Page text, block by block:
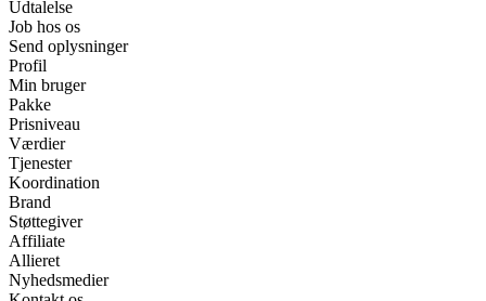
Udtalelse
Job hos os
Send oplysninger
Profil
Min bruger
Pakke
Prisniveau
Værdier
Tjenester
Koordination
Brand
Støttegiver
Affiliate
Allieret
Nyhedsmedier